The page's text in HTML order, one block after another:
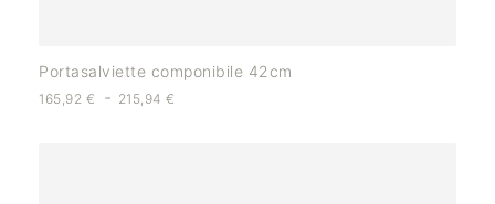
Portasalviette componibile 42cm
165,92 € - 215,94€